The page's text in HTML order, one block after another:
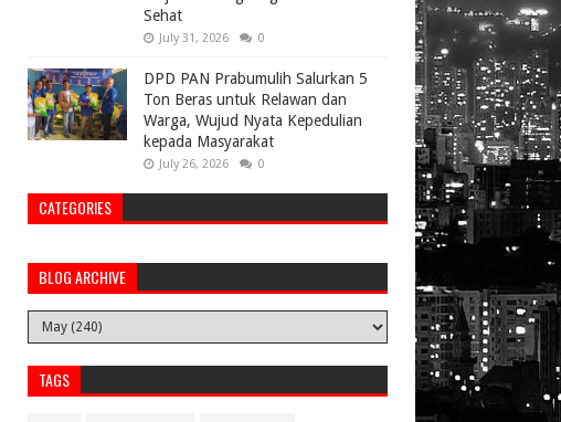
Sehat
July 31, 2026 0
DPD PAN Prabumulih Salurkan 5
Ton Beras untuk Relawan dan
Warga, Wujud Nyata Kepedulian
kepada Masyarakat
July 26, 2026 0
CATEGORIES
BLOG ARCHIVE
TAGS